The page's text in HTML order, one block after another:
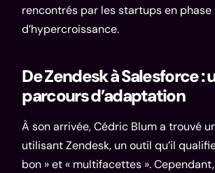
rencontrés par les startups en phase
d’hypercroissance.
De Zendesk à Salesforce :
parcours d’adaptation
À son arrivée, Cédric Blum a trouvé
utilisant Zendesk, un outil qu’il
bon » et « multifacettes ».